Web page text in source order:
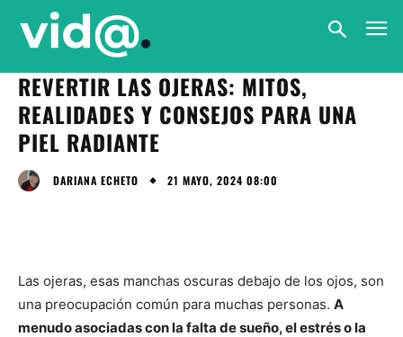
REVERTIR LAS OJERAS: MITOS,
REALIDADES Y CONSEJOS PARA UNA
PIEL RADIANTE
DARIANA ECHETO 21 MAYO, 2024 08:00
Las ojeras, esas manchas oscuras debajo de los ojos, son
una preocupación común para muchas personas. A
menudo asociadas con la falta de sueño, el estrés o la